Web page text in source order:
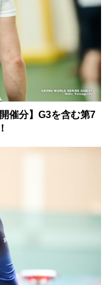
催分】G3を含む第7